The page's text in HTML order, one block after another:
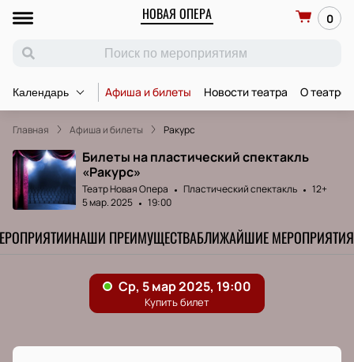
НОВАЯ ОПЕРА 0
Календарь Афиша и билеты Новости театра О театре
Главная Афиша и билеты Ракурс
Билеты на пластический спектакль
«Ракурс»
Театр Новая Опера Пластический спектакль
12+
5 мар. 2025
19:00
НАШИ ПРЕИМУЩЕСТВАБЛИЖАЙШИЕ МЕРОПРИЯТИЯ